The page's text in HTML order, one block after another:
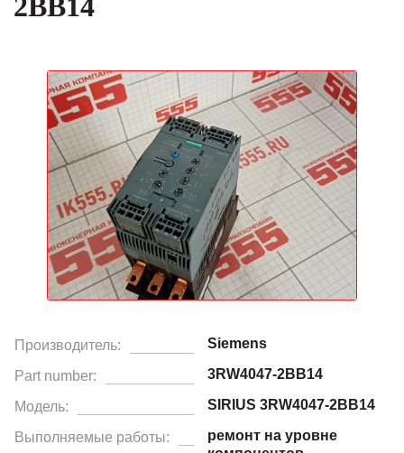
Производитель: Siemens
Part number: 3RW4047-2BB14
Модель: SIRIUS 3RW4047-2BB14
Выполняемые работы:
ремонт на уровне